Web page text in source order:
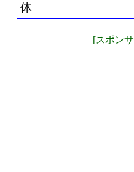
体
[スポン